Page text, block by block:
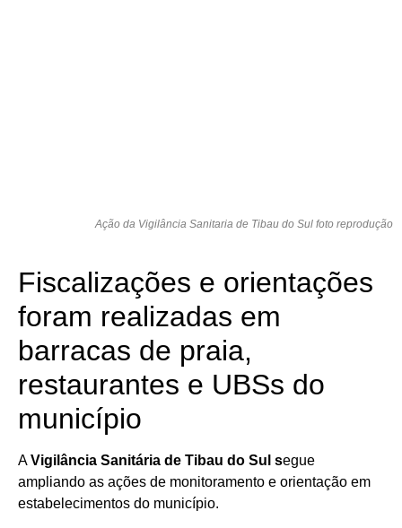
Ação da Vigilância Sanitaria de Tibau do Sul foto reprodução
Fiscalizações e orientações
foram realizadas em
barracas de praia,
restaurantes e UBSs do
município
AVigilância Sanitária de Tibau do Sul segue
ampliando as ações de monitoramento e orientação em
estabelecimentos do município.